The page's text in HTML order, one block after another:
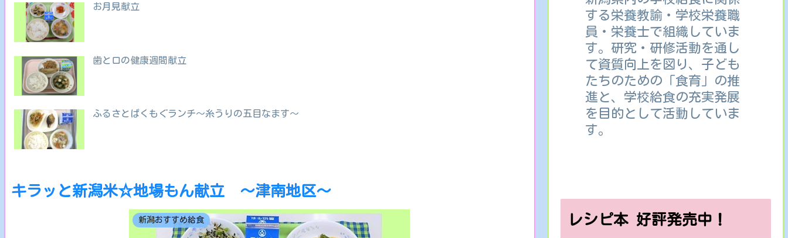
お月見献立
歯と口の健康週間献立
ふるさとぱくもぐランチ～糸うりの五目なます～
キラッと新潟米☆地場もん献立 ～津南地区～
新潟おすすめ給食
する栄養教諭・学校栄養職
員・栄養士で組織していま
す。研究・研修活動を通し
て資質向上を図り、子ども
たちのための「食育」の推
進と、学校給食の充実発展
を目的として活動していま
す。
レシピ本 好評発売中！